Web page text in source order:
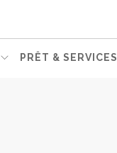
PRÊT & SERVICES